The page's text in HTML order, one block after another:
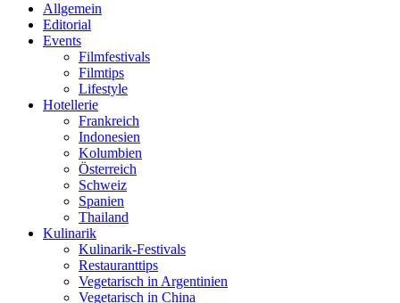
Allgemein
Editorial
Events
Filmfestivals
Filmtips
Lifestyle
Hotellerie
Frankreich
Indonesien
Kolumbien
Österreich
Schweiz
Spanien
Thailand
Kulinarik
Kulinarik-Festivals
Restauranttips
Vegetarisch in Argentinien
Vegetarisch in China